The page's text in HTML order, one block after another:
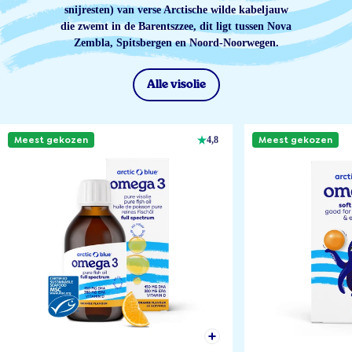
snijresten) van verse Arctische wilde kabeljauw
die zwemt in de Barentszzee, dit ligt tussen Nova
Zembla, Spitsbergen en Noord-Noorwegen.
Alle visolie
Meest gekozen 4,8 Meest gekozen